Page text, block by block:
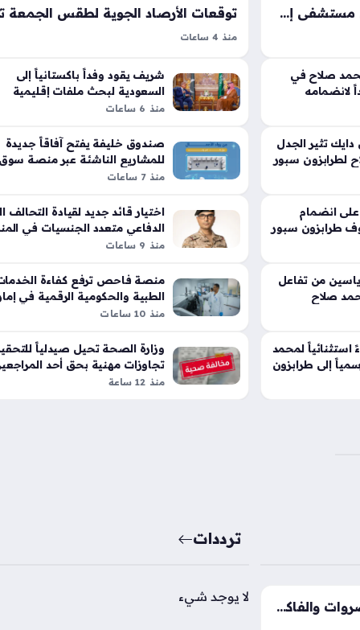
كواليس ظهور محمد صلاح في مستشفى إسطنبول تمهيداً للانضمام إلى طرابزون سبور التركي
إذ توجه
أجيبادم
من
صلاح في
لانضمامه
تثير الجدل
لطرابزون سبور
على انضمام
طرابزون سبور
من تفاعل
صلاح
لمحمد
إلى طرابزون
منذ 4 ساعات
ممن يتابعون نشرات المركز الوطني للأرصاد، حيث
يشهد يوم غد الجمعة تحولات جوية تتسم بالاعتدال
الممزوج بظهور السحب الركامية في بعض
شريف يقود وفداً باكستانياً إلى
السعودية لبحث ملفات إقليمية
حساسة ومصيرية
منذ 6 ساعات
صندوق خليفة يفتح آفاقاً جديدة
للمشاريع الناشئة عبر منصة سوق
المستقبل
منذ 7 ساعات
اختيار قائد جديد لقيادة التحالف
الدفاعي متعدد الجنسيات في
منذ 9 ساعات
منصة فاحص ترفع كفاءة
الطبية والحكومية الرقمية في
الشارقة
منذ 10 ساعات
وزارة الصحة تحيل صيدلياً
تجاوزات مهنية بحق أحد
منذ 12 ساعة
تغيرات جديدة في أسعار الخضروات والفاكهة بالأسواق المحلية خلال تعاملات الخميس
ترددات
لا يوجد شيء